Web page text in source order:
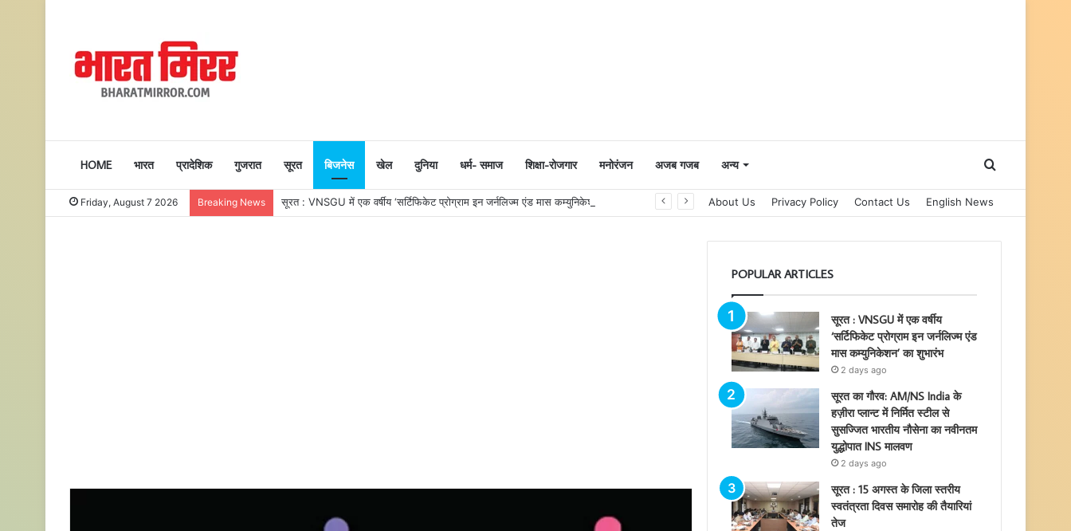
HOME भारत प्रादेशिक गुजरात सूरत बिजनेस खेल दुनिया धर्म- समाज शिक्षा-रोजगार मनोरंजन अजब गजब अन्य Search
for
Friday, August 7 2026 Breaking News सूरत : VNSGU में एक वर्षीय ‘सर्टिफिकेट प्रोग्राम इन जर्नलिज्म एंड मास कम्युनिकेशन’ का शुभारंभ About Us Privacy Policy Contact Us English News
POPULAR ARTICLES
सूरत : VNSGU में एक वर्षीय
‘सर्टिफिकेट प्रोग्राम इन जर्नलिज्म एंड
मास कम्युनिकेशन’ का शुभारंभ
2 days ago
सूरत का गौरव: AM/NS India के
हज़ीरा प्लान्ट में निर्मित स्टील से
सुसज्जित भारतीय नौसेना का नवीनतम
युद्धोपात INS मालवण
2 days ago
सूरत : 15 अगस्त के जिला स्तरीय
स्वतंत्रता दिवस समारोह की तैयारियां
तेज